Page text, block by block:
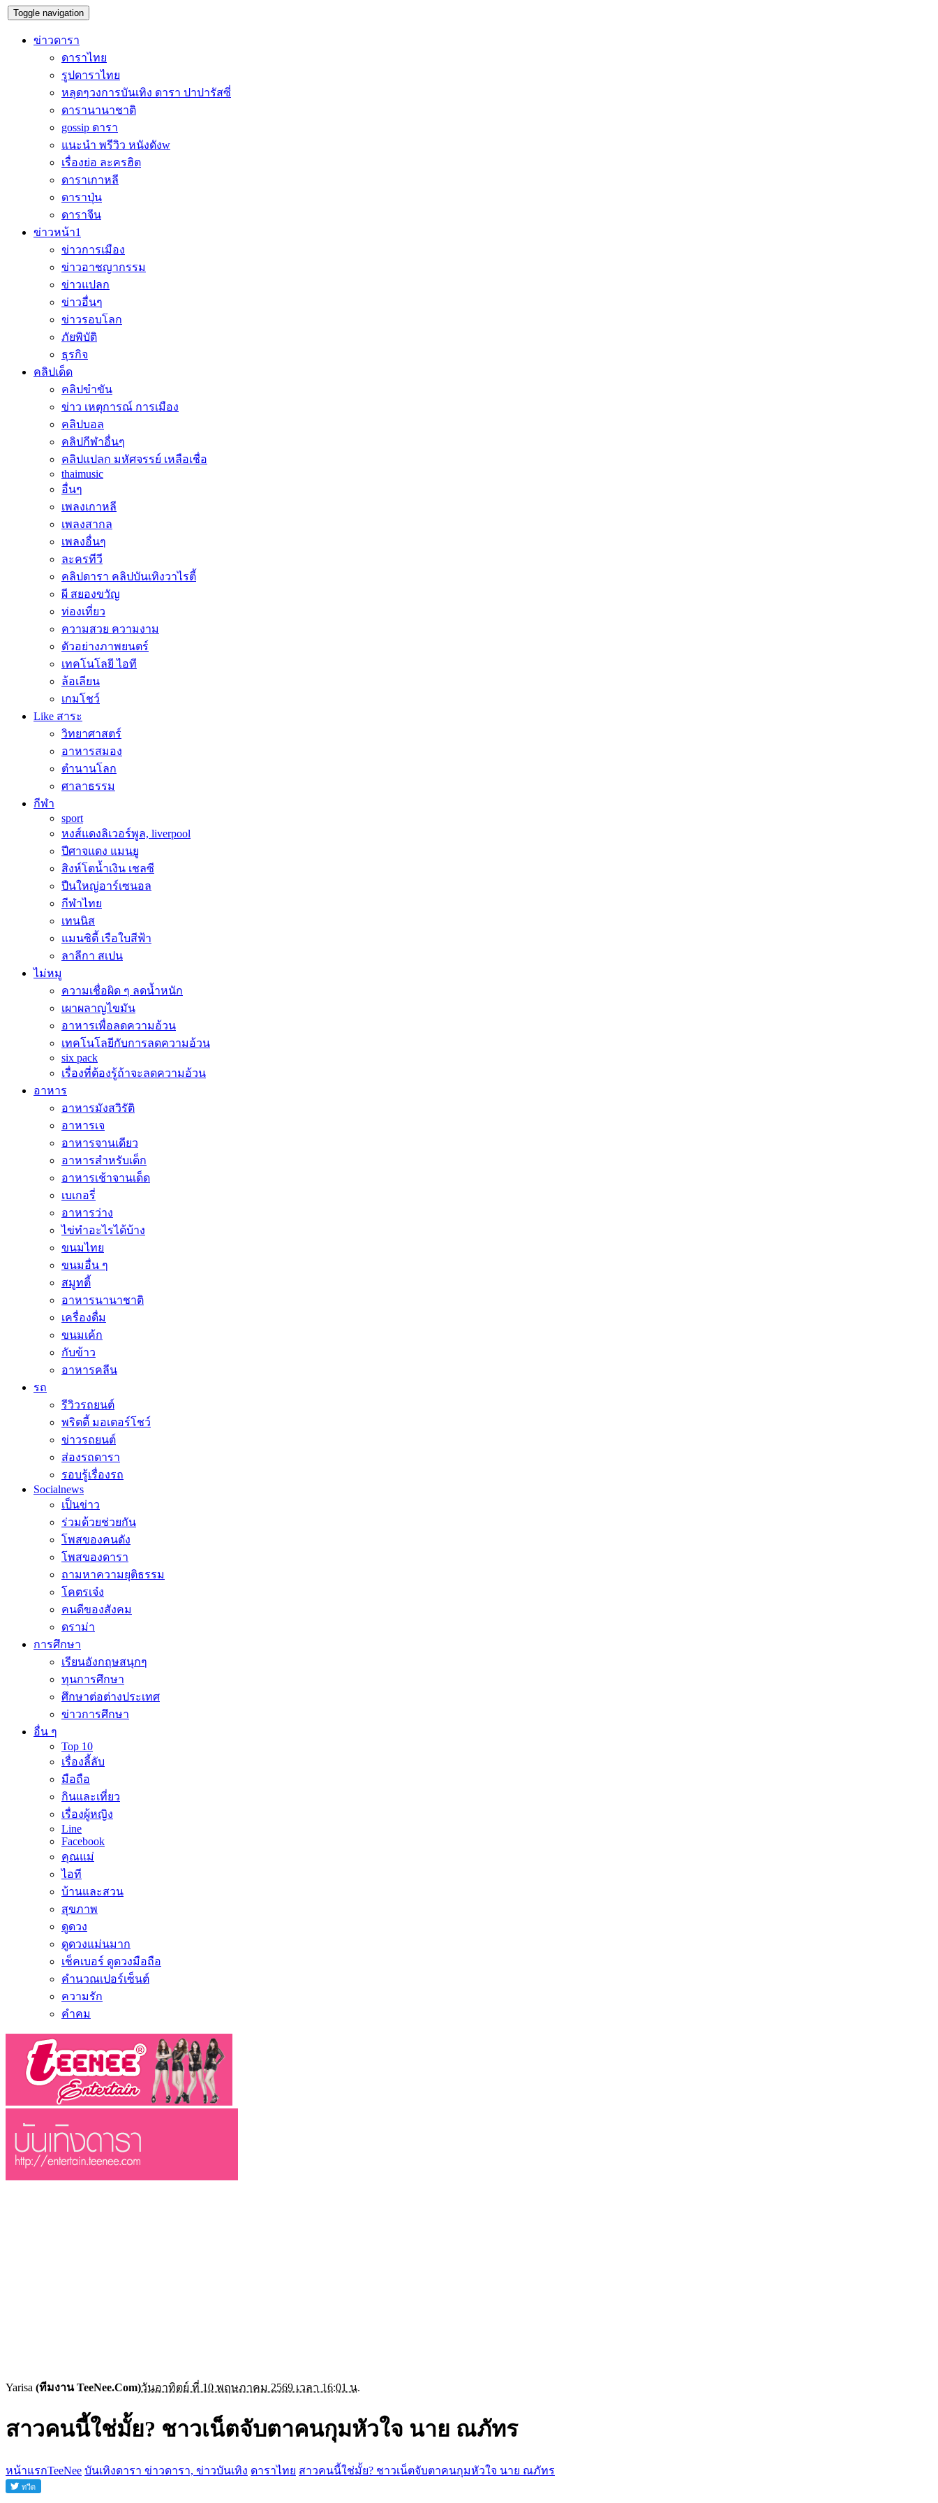
Toggle navigation
ข่าวดารา
ดาราไทย
รูปดาราไทย
หลุดๆวงการบันเทิง ดารา ปาปารัสซี่
ดารานานาชาติ
gossip ดารา
แนะนำ พรีวิว หนังดังw
เรื่องย่อ ละครฮิต
ดาราเกาหลี
ดาราปุ่น
ดาราจีน
ข่าวหน้า1
ข่าวการเมือง
ข่าวอาชญากรรม
ข่าวแปลก
ข่าวอื่นๆ
ข่าวรอบโลก
ภัยพิบัติ
ธุรกิจ
คลิปเด็ด
คลิปขำขัน
ข่าว เหตุการณ์ การเมือง
คลิปบอล
คลิปกีฬาอื่นๆ
คลิปแปลก มหัศจรรย์ เหลือเชื่อ
thaimusic
อื่นๆ
เพลงเกาหลี
เพลงสากล
เพลงอื่นๆ
ละครทีวี
คลิปดารา คลิปบันเทิงวาไรตี้
ผี สยองขวัญ
ท่องเที่ยว
ความสวย ความงาม
ตัวอย่างภาพยนตร์
เทคโนโลยี ไอที
ล้อเลียน
เกมโชว์
Like สาระ
วิทยาศาสตร์
อาหารสมอง
ตำนานโลก
ศาลาธรรม
กีฬา
sport
หงส์แดงลิเวอร์พูล, liverpool
ปีศาจแดง แมนยู
สิงห์โตน้ำเงิน เชลซี
ปืนใหญ่อาร์เซนอล
กีฬาไทย
เทนนิส
แมนซิตี้ เรือใบสีฟ้า
ลาลีกา สเปน
ไม่หมู
ความเชื่อผิด ๆ ลดน้ำหนัก
เผาผลาญไขมัน
อาหารเพื่อลดความอ้วน
เทคโนโลยีกับการลดความอ้วน
six pack
เรื่องที่ต้องรู้ถ้าจะลดความอ้วน
อาหาร
อาหารมังสวิรัติ
อาหารเจ
อาหารจานเดียว
อาหารสำหรับเด็ก
อาหารเช้าจานเด็ด
เบเกอรี่
อาหารว่าง
ไข่ทำอะไรได้บ้าง
ขนมไทย
ขนมอื่น ๆ
สมูทตี้
อาหารนานาชาติ
เครื่องดื่ม
ขนมเค้ก
กับข้าว
อาหารคลีน
รถ
รีวิวรถยนต์
พริตตี้ มอเตอร์โชว์
ข่าวรถยนต์
ส่องรถดารา
รอบรู้เรื่องรถ
Socialnews
เป็นข่าว
ร่วมด้วยช่วยกัน
โพสของคนดัง
โพสของดารา
ถามหาความยุติธรรม
โคตรเจ๋ง
คนดีของสังคม
ดราม่า
การศึกษา
เรียนอังกฤษสนุกๆ
ทุนการศึกษา
ศึกษาต่อต่างประเทศ
ข่าวการศึกษา
อื่น ๆ
Top 10
เรื่องลี้ลับ
มือถือ
กินและเที่ยว
เรื่องผู้หญิง
Line
Facebook
คุณแม่
ไอที
บ้านและสวน
สุขภาพ
ดูดวง
ดูดวงแม่นมาก
เช็คเบอร์ ดูดวงมือถือ
คำนวณเปอร์เซ็นต์
ความรัก
คำคม
Yarisa (ทีมงาน TeeNee.Com)วันอาทิตย์ ที่ 10 พฤษภาคม 2569 เวลา 16:01 น.
สาวคนนี้ใช่มั้ย? ชาวเน็ตจับตาคนกุมหัวใจ นาย ณภัทร
หน้าแรกTeeNee บันเทิงดารา ข่าวดารา, ข่าวบันเทิง ดาราไทย สาวคนนี้ใช่มั้ย? ชาวเน็ตจับตาคนกุมหัวใจ นาย ณภัทร